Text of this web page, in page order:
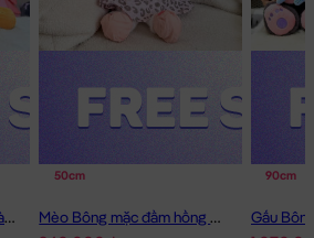
Mèo Bông Tam Thể màu vàng
50cm
Mèo Bông mặc đầm hồng má tim
90cm